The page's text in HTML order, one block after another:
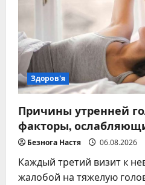
Здоров'я
Причины утренней
факторы,
Безнога Настя 06.08.2026
Каждый третий визит к
жалобой на тяжелую